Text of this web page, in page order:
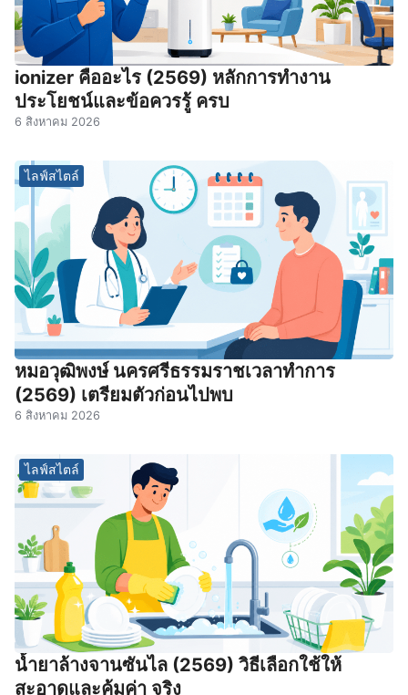
ionizer คืออะไร (2569) หลักการทำงาน
ประโยชน์และข้อควรรู้ ครบ
6 สิงหาคม 2026
ไลฟ์สไตล์
หมอวุฒิพงษ์ นครศรีธรรมราชเวลาทําการ
(2569) เตรียมตัวก่อนไปพบ
6 สิงหาคม 2026
ไลฟ์สไตล์
น้ำยาล้างจานซันไล (2569) วิธีเลือกใช้ให้
สะอาดและคุ้มค่า จริง